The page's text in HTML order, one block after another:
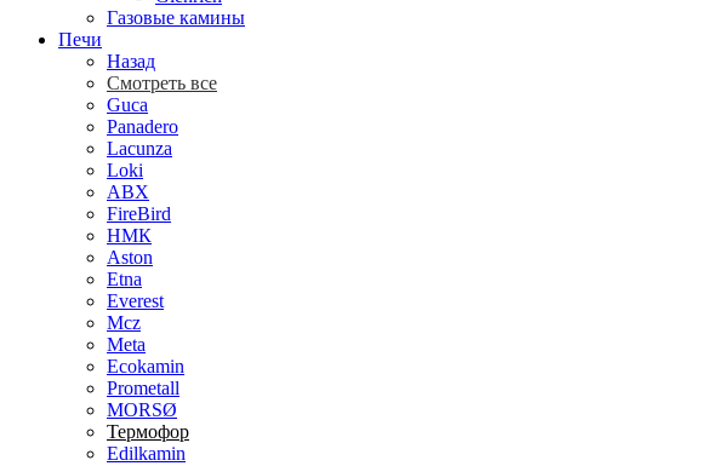
Газовые камины
Печи
Назад
Смотреть все
Guca
Panadero
Lacunza
Loki
ABX
FireBird
НМК
Aston
Etna
Everest
Mcz
Meta
Ecokamin
Prometall
MORSØ
Термофор
Edilkamin